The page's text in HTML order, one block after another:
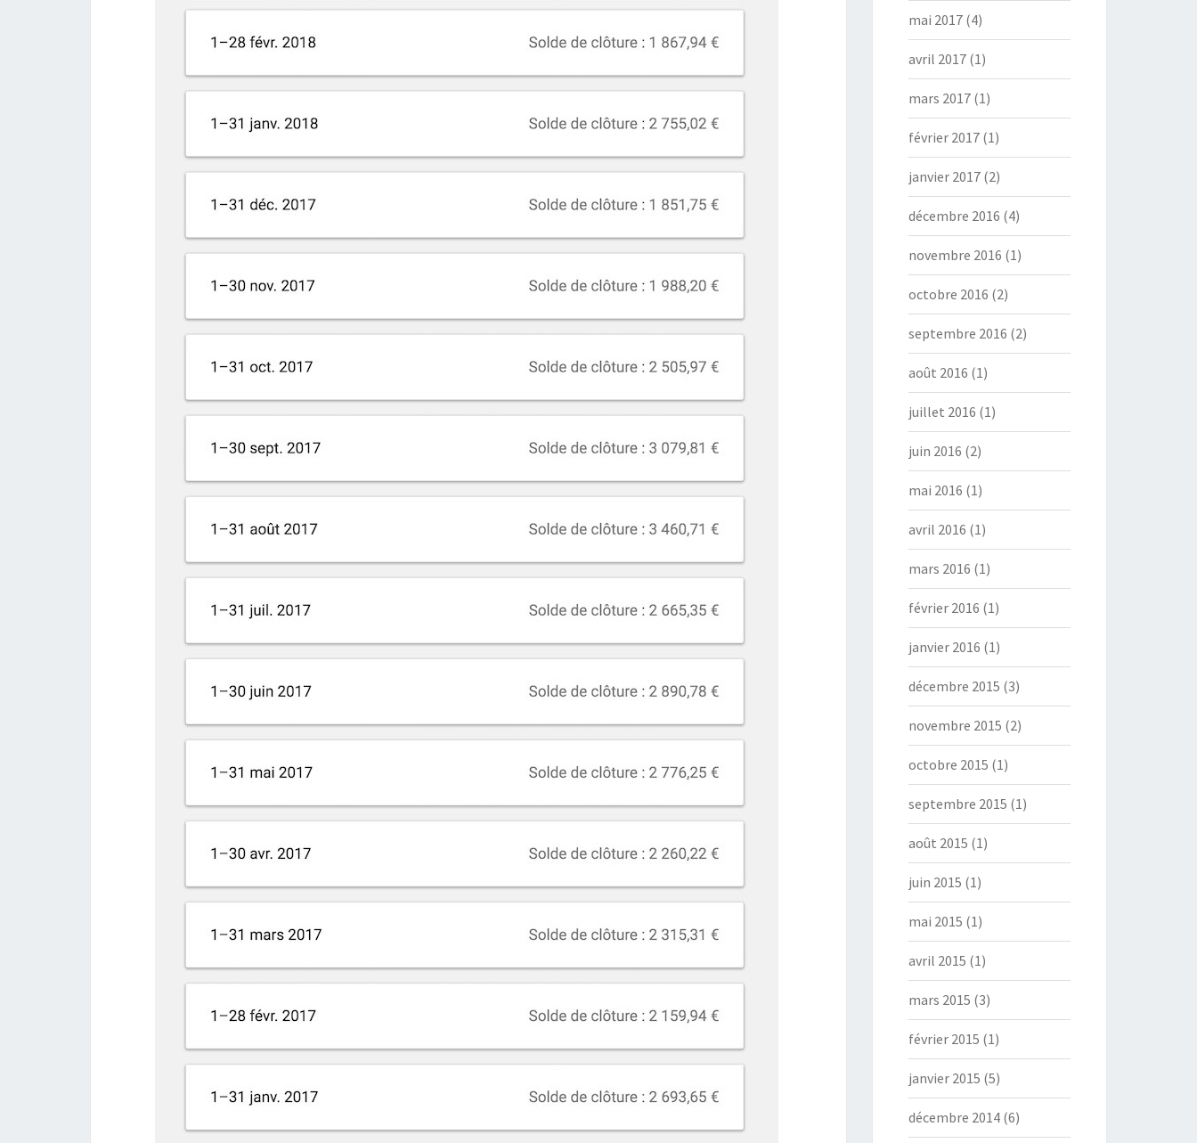
mai 2017(4)
avril 2017(1)
mars 2017(1)
février 2017(1)
janvier 2017(2)
décembre 2016 (4)
novembre 2016 (1)
octobre 2016 (2)
septembre 2016 (2)
août 2016 (1)
juillet 2016 (1)
juin 2016 (2)
mai 2016 (1)
avril 2016 (1)
mars 2016 (1)
février 2016 (1)
janvier 2016 (1)
décembre 2015 (3)
novembre 2015 (2)
octobre 2015 (1)
septembre 2015 (1)
août 2015 (1)
juin 2015 (1)
mai 2015 (1)
avril 2015 (1)
mars 2015 (3)
février 2015 (1)
janvier 2015 (5)
décembre 2014(6)